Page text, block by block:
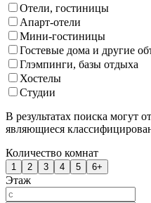
Отели, гостиницы
Апарт-отели
Мини-гостиницы
Гостевые дома и другие
Глэмпинги, базы отдыха
Хостелы
Студии
В результатах поиска могут
являющиеся
Количество комнат
1 2 3 4 5 6+
Этаж